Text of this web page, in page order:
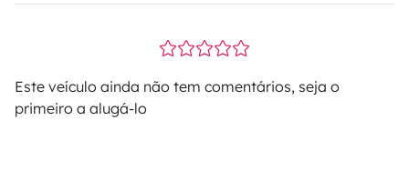
Este veículo ainda não tem comentários, seja o
primeiro a alugá-lo